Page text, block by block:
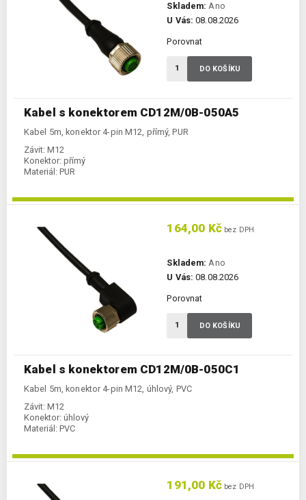
Kabel s konektorem CD12M/0B-050A5
Kabel 5m, konektor 4-pin M12, přímý, PUR
Závit: M12
Konektor: přímý
Materiál: PUR
Skladem: Ano
U Vás: 08.08.2026
Porovnat
DO KOŠÍKU
Kabel s konektorem CD12M/0B-050C1
Kabel 5m, konektor 4-pin M12, úhlový, PVC
Závit: M12
Konektor: úhlový
Materiál: PVC
164,00 Kč bez DPH
Skladem: Ano
U Vás: 08.08.2026
Porovnat
DO KOŠÍKU
191,00 Kč bez DPH